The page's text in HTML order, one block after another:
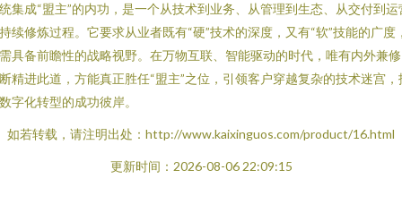
集成“盟主”的内功，是一个从技术到业务、从管理到生态、从交付到运
续修炼过程。它要求从业者既有“硬”技术的深度，又有“软”技能的广度
具备前瞻性的战略视野。在万物互联、智能驱动的时代，唯有内外兼
精进此道，方能真正胜任“盟主”之位，引领客户穿越复杂的技术迷宫，
字化转型的成功彼岸。
如若转载，请注明出处：http://www.kaixinguos.com/product/16.html
更新时间：2026-08-06 22:09:15